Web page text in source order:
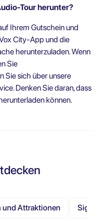
Tour herunter?
Ihrem Gutschein und
City-App und die
herunterzuladen. Wenn
Sie
Sie sich über unsere
Denken Sie daran, dass
können.
und Attraktionen